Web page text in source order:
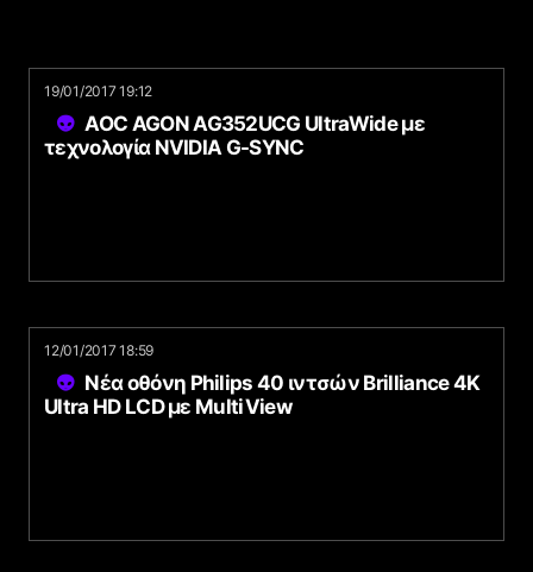
19/01/2017 19:12
AOC AGON AG352UCG UltraWide με
τεχνολογία NVIDIA G-SYNC
12/01/2017 18:59
Νέα οθόνη Philips 40 ιντσών Brilliance 4K
Ultra HD LCD με MultiView